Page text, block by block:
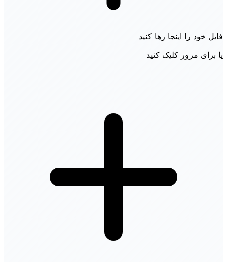
فایل خود را اینجا رها کنید
یا برای مرور کلیک کنید